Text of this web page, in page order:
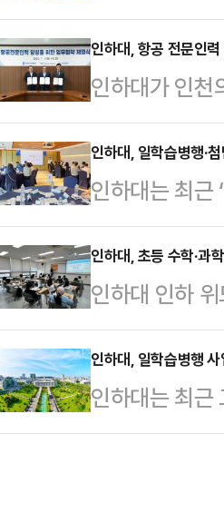
RISE(라이즈
식을 열었다
인재 양성, 대
혁신, 지역문
다.인하대는 I-
교육 시스템
인하대, 항공 전문인
인하대가 인천
다.인하대는
인력 양성을
은 여객, 항공
러한 성장에
다.인하대는
문인력 양성을
내실화 위한
인하대, 일학습병행·
인하대는 최근
니티 간담회’
담당자 30여
자 코칭·피드
적 지도 방법
가이드에 대한
명과 함께
운영 이해도…
인하대, 초등 수학·과
인하대 인하
·과학 창의 캠
교과 연계 수
수 있도록 이
한 ‘수학·과학
인하대, 일학습병행
인하대는 최
에서 4년 연속